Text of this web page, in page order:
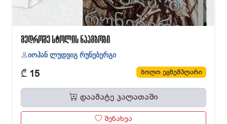
მედროშე სტოლის ნაამბობი
იოჰან ლუდვიგ რუნებერგი
₾ 15 ბოლო ეგზემპლარი
დაამატე კალათაში
შენახვა